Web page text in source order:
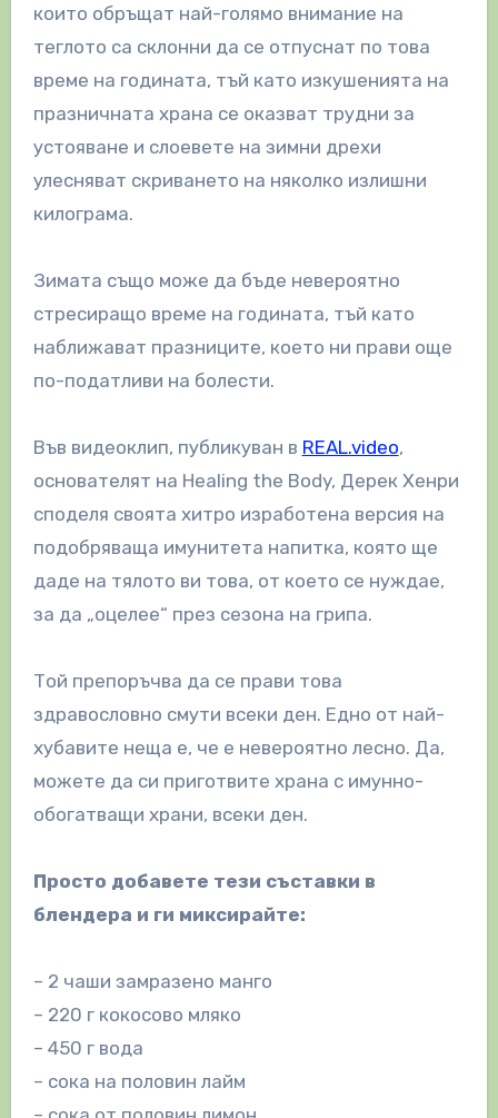
които обръщат най-голямо внимание на
теглото са склонни да се отпуснат по това
време на годината, тъй като изкушенията на
празничната храна се оказват трудни за
устояване и слоевете на зимни дрехи
улесняват скриването на няколко излишни
килограма.
Зимата също може да бъде невероятно
стресиращо време на годината, тъй като
наближават празниците, което ни прави още
по-податливи на болести.
Във видеоклип, публикуван в REAL.video,
основателят на Healing the Body, Дерек Хенри
споделя своята хитро изработена версия на
подобряваща имунитета напитка, която ще
даде на тялото ви това, от което се нуждае,
за да „оцелее“ през сезона на грипа.
Той препоръчва да се прави това
здравословно смути всеки ден. Едно от най-
хубавите неща е, че е невероятно лесно. Да,
можете да си приготвите храна с имунно-
обогатващи храни, всеки ден.
Просто добавете тези съставки в
блендера и ги миксирайте:
– 2 чаши замразено манго
– 220 г кокосово мляко
– 450 г вода
– сока на половин лайм